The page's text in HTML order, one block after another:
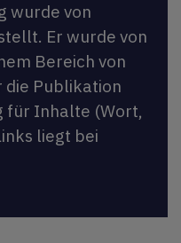
wurde von
Er wurde von
Bereich von
die Publikation
für Inhalte (Wort,
liegt bei